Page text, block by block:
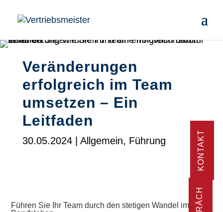
Veränderungen
erfolgreich im Team
umsetzen – Ein
Leitfaden
30.05.2024| Allgemein, Führung
Führen Sie Ihr Team durch den stetigen Wandel im
KONTAKT